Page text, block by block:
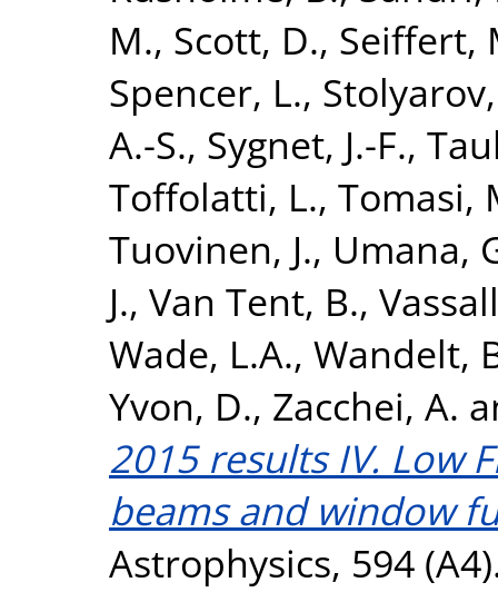
M., Scott, D., Seiffert,
Spencer, L.,
A.-S., Sygnet, J.-F.,
Toffolatti, L., Tomasi,
Tuovinen, J., Umana,
J., Van Tent, B.,
Wade, L.A., Wandelt,
Yvon, D., Zacchei, A.
2015 results IV. Low
beams and window
Astrophysics, 594